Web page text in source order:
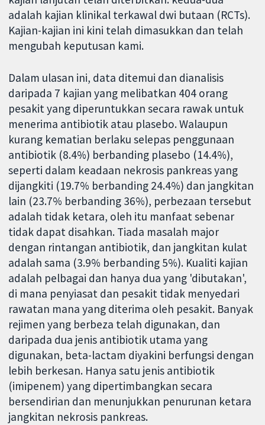
adalah kajian klinikal terkawal dwi butaan (RCTs).
Kajian-kajian ini kini telah dimasukkan dan telah
mengubah keputusan kami.
Dalam ulasan ini, data ditemui dan dianalisis
daripada 7 kajian yang melibatkan 404 orang
pesakit yang diperuntukkan secara rawak untuk
menerima antibiotik atau plasebo. Walaupun
kurang kematian berlaku selepas penggunaan
antibiotik (8.4%) berbanding plasebo (14.4%),
seperti dalam keadaan nekrosis pankreas yang
dijangkiti (19.7% berbanding 24.4%) dan jangkitan
lain (23.7% berbanding 36%), perbezaan tersebut
adalah tidak ketara, oleh itu manfaat sebenar
tidak dapat disahkan. Tiada masalah major
dengan rintangan antibiotik, dan jangkitan kulat
adalah sama (3.9% berbanding 5%). Kualiti kajian
adalah pelbagai dan hanya dua yang 'dibutakan',
di mana penyiasat dan pesakit tidak menyedari
rawatan mana yang diterima oleh pesakit. Banyak
rejimen yang berbeza telah digunakan, dan
daripada dua jenis antibiotik utama yang
digunakan, beta-lactam diyakini berfungsi dengan
lebih berkesan. Hanya satu jenis antibiotik
(imipenem) yang dipertimbangkan secara
bersendirian dan menunjukkan penurunan ketara
jangkitan nekrosis pankreas.